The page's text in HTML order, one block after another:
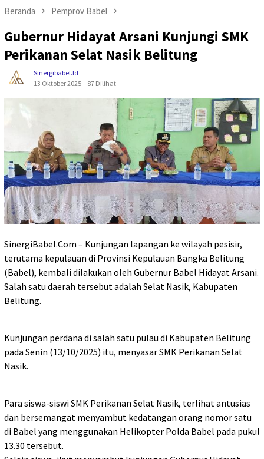
Beranda Pemprov Babel
Gubernur Hidayat Arsani Kunjungi SMK
Perikanan Selat Nasik Belitung
Sinergibabel.id
13 Oktober 2025
87 Dilihat
SinergiBabel.Com – Kunjungan lapangan ke wilayah pesisir,
terutama kepulauan di Provinsi Kepulauan Bangka Belitung
(Babel), kembali dilakukan oleh Gubernur Babel Hidayat Arsani.
Salah satu daerah tersebut adalah Selat Nasik, Kabupaten
Belitung.
Kunjungan perdana di salah satu pulau di Kabupaten Belitung
pada Senin (13/10/2025) itu, menyasar SMK Perikanan Selat
Nasik.
Para siswa-siswi SMK Perikanan Selat Nasik, terlihat antusias
dan bersemangat menyambut kedatangan orang nomor satu
di Babel yang menggunakan Helikopter Polda Babel pada pukul
13.30 tersebut.